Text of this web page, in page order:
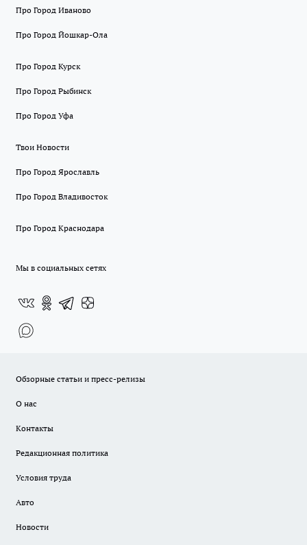
Про Город Иваново
Про Город Йошкар-Ола
Про Город Курск
Про Город Рыбинск
Про Город Уфа
Твои Новости
Про Город Ярославль
Про Город Владивосток
Про Город Краснодара
Мы в социальных сетях
Обзорные статьи и пресс-релизы
О нас
Контакты
Редакционная политика
Условия труда
Авто
Новости